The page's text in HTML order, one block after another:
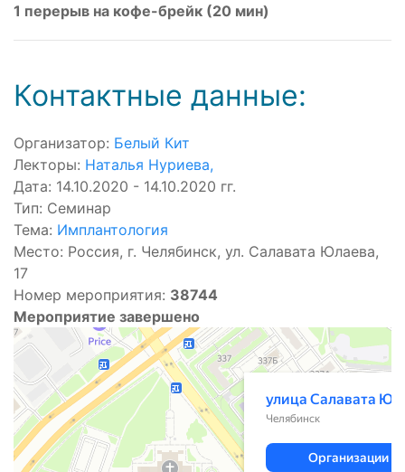
1 перерыв на кофе-брейк (20 мин)
Контактные данные:
Организатор: Белый Кит
Лекторы: Наталья Нуриева,
Дата: 14.10.2020 - 14.10.2020 гг.
Тип: Семинар
Тема: Имплантология
Место: Россия, г. Челябинск, ул. Салавата Юлаева,
17
Номер мероприятия: 38744
Мероприятие завершено
Челябинск
Улица Салавата Юлаева, 17 — Яндекс.Карты